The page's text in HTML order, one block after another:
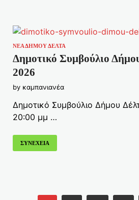
ΝΕΑ ΔΗΜΟΥ ΔΕΛΤΑ
Δημοτικό Συμβούλιο
2026
by καμπανιανέα
Δημοτικό Συμβούλιο Δήμου
20:00 μμ …
ΣΥΝΕΧΕΙΑ